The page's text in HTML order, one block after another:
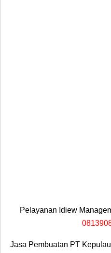
Pelayanan Idiew
Jasa Pembuatan PT